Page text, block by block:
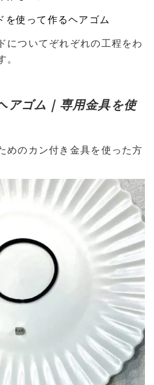
を使って作るヘアゴム
についてぞれぞれの工程をわ
。
アゴム｜専用金具を使
めのカン付き金具を使った方